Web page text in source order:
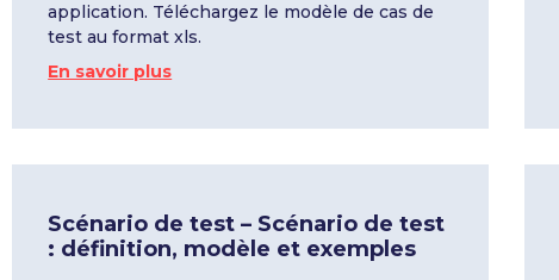
application. Téléchargez le modèle de cas de
test au format xls.
En savoir plus
Scénario de test – Scénario de test
: définition, modèle et exemples